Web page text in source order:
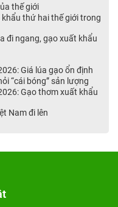
thế giới
thứ hai thế giới trong
đi ngang, gạo xuất khẩu
Giá lúa gạo ổn định
“cái bóng” sản lượng
Gạo thơm xuất khẩu
Nam đi lên